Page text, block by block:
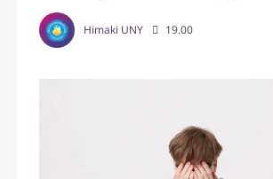
Himaki UNY 19.00